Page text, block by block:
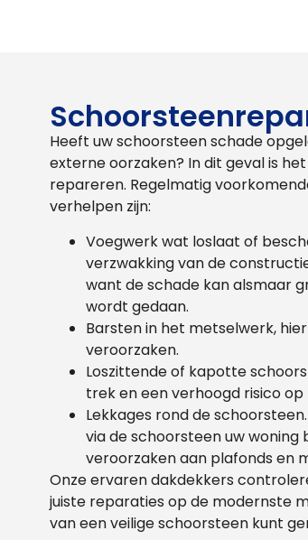
Heeft uw schoorsteen schade
externe oorzaken? In dit geval is
repareren. Regelmatig
verhelpen zijn:
Voegwerk wat loslaat of
verzwakking van de
want de schade kan alsmaar
wordt gedaan.
Barsten in het metselwerk,
veroorzaken.
Loszittende of kapotte
trek en een verhoogd risico op
Lekkages rond de
via de schoorsteen uw
veroorzaken aan plafonds en
Onze ervaren dakdekkers
juiste reparaties op de modernste
van een veilige schoorsteen kunt